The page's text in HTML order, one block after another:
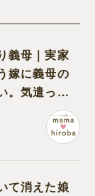
義母｜実家
嫁に義母の
。気遣って
て消えた娘